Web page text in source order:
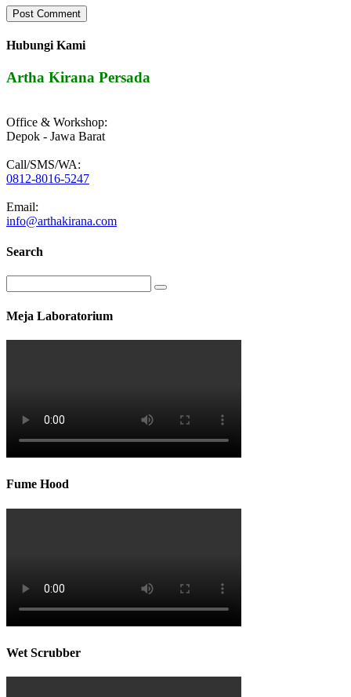
Hubungi Kami
Artha Kirana Persada
Office & Workshop:
Depok - Jawa Barat
Call/SMS/WA:
0812-8016-5247
Email:
info@arthakirana.com
Search
Meja Laboratorium
Fume Hood
Wet Scrubber